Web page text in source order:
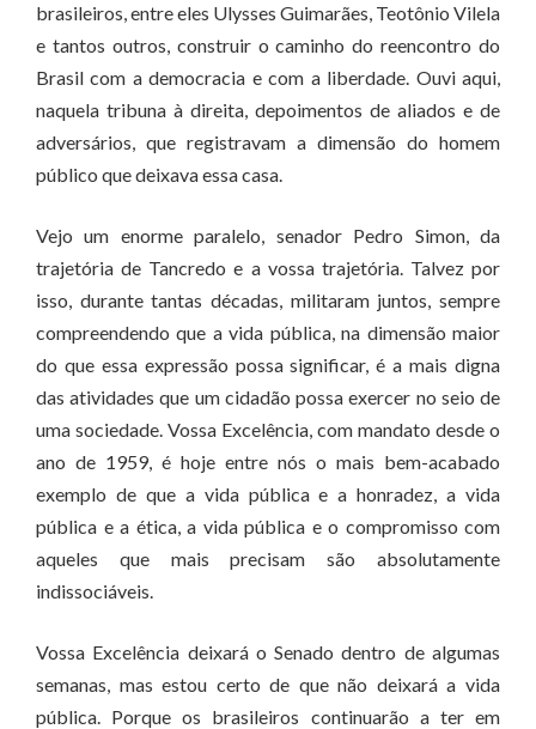
brasileiros, entre eles Ulysses Guimarães, Teotônio Vilela
e tantos outros, construir o caminho do reencontro do
Brasil com a democracia e com a liberdade. Ouvi aqui,
naquela tribuna à direita, depoimentos de aliados e de
adversários, que registravam a dimensão do homem
público que deixava essa casa.
Vejo um enorme paralelo, senador Pedro Simon, da
trajetória de Tancredo e a vossa trajetória. Talvez por
isso, durante tantas décadas, militaram juntos, sempre
compreendendo que a vida pública, na dimensão maior
do que essa expressão possa significar, é a mais digna
das atividades que um cidadão possa exercer no seio de
uma sociedade. Vossa Excelência, com mandato desde o
ano de 1959, é hoje entre nós o mais bem-acabado
exemplo de que a vida pública e a honradez, a vida
pública e a ética, a vida pública e o compromisso com
aqueles que mais precisam são absolutamente
indissociáveis.
Vossa Excelência deixará o Senado dentro de algumas
semanas, mas estou certo de que não deixará a vida
pública. Porque os brasileiros continuarão a ter em